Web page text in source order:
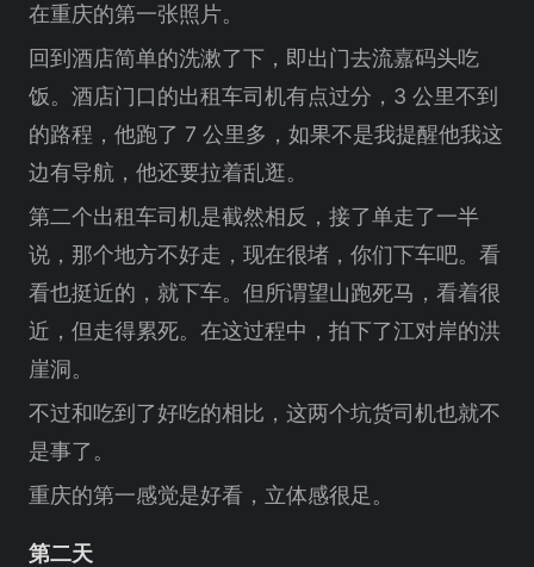
在重庆的第一张照片。
回到酒店简单的洗漱了下，即出门去流嘉码头吃
饭。酒店门口的出租车司机有点过分，3 公里不到
的路程，他跑了 7 公里多，如果不是我提醒他我这
边有导航，他还要拉着乱逛。
第二个出租车司机是截然相反，接了单走了一半
说，那个地方不好走，现在很堵，你们下车吧。看
看也挺近的，就下车。但所谓望山跑死马，看着很
近，但走得累死。在这过程中，拍下了江对岸的洪
崖洞。
不过和吃到了好吃的相比，这两个坑货司机也就不
是事了。
重庆的第一感觉是好看，立体感很足。
第二天